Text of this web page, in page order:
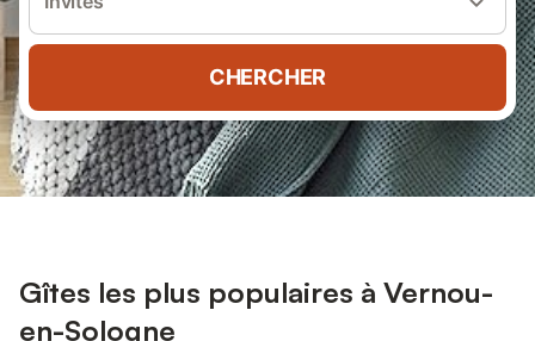
CHERCHER
Gîtes les plus populaires à Vernou-
en-Sologne